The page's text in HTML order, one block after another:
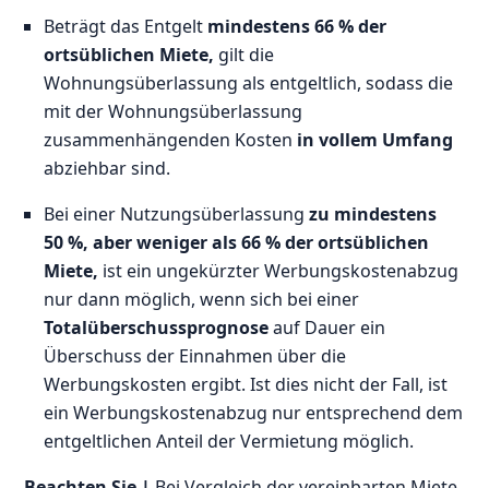
Beträgt das Entgelt mindestens 66 % der
ortsüblichen Miete, gilt die
Wohnungsüberlassung als entgeltlich, sodass die
mit der Wohnungsüberlassung
zusammenhängenden Kosten in vollem Umfang
abziehbar sind.
Bei einer Nutzungsüberlassungzu mindestens
50 %, aber weniger als 66 % der ortsüblichen
Miete, ist ein ungekürzter Werbungskostenabzug
nur dann möglich, wenn sich bei einer
Totalüberschussprognoseauf Dauer ein
Überschuss der Einnahmen über die
Werbungskosten ergibt. Ist dies nicht der Fall, ist
ein Werbungskostenabzug nur entsprechend dem
entgeltlichen Anteil der Vermietung möglich.